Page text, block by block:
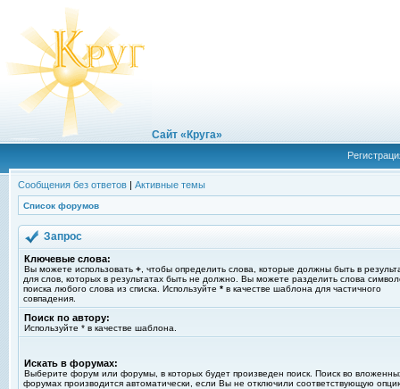
Сайт «Круга»
Сообщения без ответов | Активные темы
Список форумов
Запрос
Ключевые слова:
Вы можете использовать + , чтобы определить слова, которые должны быть в
для слов, которых в результатах быть не должно. Вы можете разделить слова
поиска любого слова из списка. Используйте * в качестве шаблона для частичного
совпадения.
Поиск по автору:
Используйте * в качестве шаблона.
Искать в форумах:
Выберите форум или форумы, в которых будет произведен поиск. Поиск во
форумах производится автоматически, если Вы не отключили соответствующую